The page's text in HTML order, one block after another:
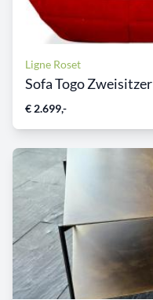
Ligne Roset
Sofa Togo Zweisitzer
€ 2.699,-